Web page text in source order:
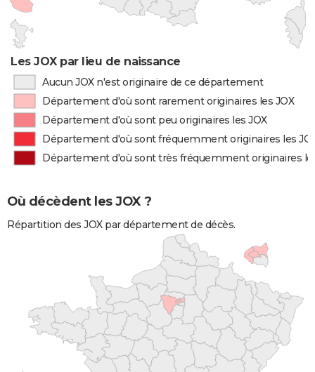
Les JOX par lieu de naissance
Aucun JOX n'est originaire de ce département
Département d'où sont rarement originaires les JOX
Département d'où sont peu originaires les JOX
Département d'où sont fréquemment originaires les
Département d'où sont très fréquemment originaires
Où décèdent les JOX ?
Répartition des JOX par département de décès.